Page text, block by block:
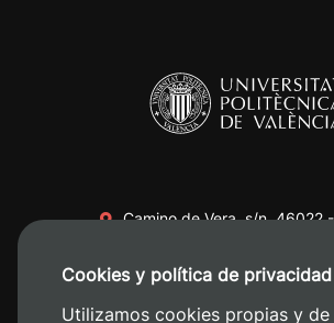
Camino de Vera, s/n. 46022
+34 620 04 00 50
Cookies y política de privacidad
Utilizamos cookies propias y